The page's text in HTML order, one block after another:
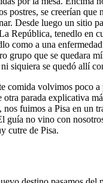
postres, se creerían que
Desde luego un sitio
República, tenedlo en
como a una
grupo que se quedara
siquiera se quedó allí
comida volvimos poco a
otra parada explicativa
nos fuimos a Pisa en un
guía no vino con
cutre de Pisa.